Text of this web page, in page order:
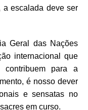
a escalada deve ser
Geral das Nações
internacional que
contribuem para a
é nosso dever
e sensatas no
em curso.